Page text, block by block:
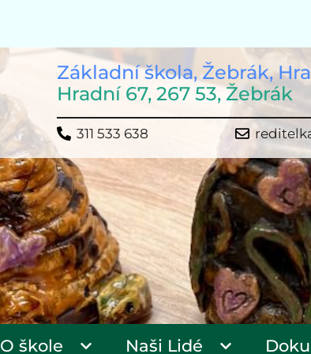
Základní škola, Žebrák,
Hradní 67, 267 53, Žebrák
311 533 638
O škole Naši Lidé